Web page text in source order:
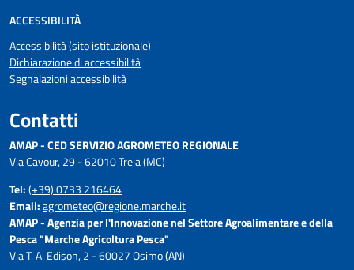
ACCESSIBILITÀ
Accessibilità (sito istituzionale)
Dichiarazione di accessibilità
Segnalazioni accessibilità
Contatti
AMAP - CED SERVIZIO AGROMETEO REGIONALE
Via Cavour, 29 - 62010 Treia (MC)
Tel:(+39) 0733 216464
Email:agrometeo@regione.marche.it
AMAP - Agenzia per l'Innovazione nel Settore Agroalimentare e della
Pesca "Marche Agricoltura Pesca"
Via T. A. Edison, 2 - 60027 Osimo (AN)